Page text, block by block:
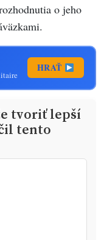
o jeho
HRAŤ
tvoriť lepší
tento